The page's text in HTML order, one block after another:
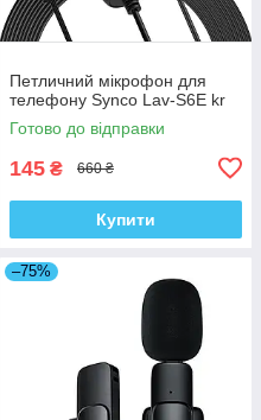
Петличний мікрофон для
телефону Synco Lav-S6E kr
Готово до відправки
145 ₴ 660 ₴
Купити
–75%